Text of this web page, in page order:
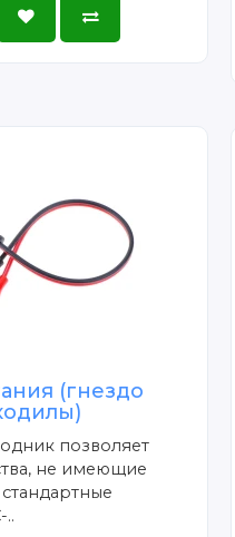
(гнездо
позволяет
не имеющие
..